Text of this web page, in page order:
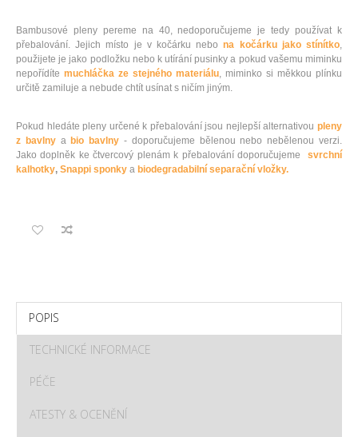
Bambusové pleny pereme na 40, nedoporučujeme je tedy používat k
přebalování. Jejich místo je v kočárku nebona kočárku jako stínítko,
použijete je jako podložku nebo k utírání pusinky a pokud vašemu miminku
nepořídíte muchláčka ze stejného materiálu, miminko si měkkou plínku
určitě zamiluje a nebude chtít usínat s ničím jiným.
Pokud hledáte pleny určené k přebalování jsou nejlepší alternativou pleny
z bavlnya bio bavlny - doporučujeme bělenou nebo nebělenou verzi.
Jako doplněk ke čtvercový plenám k přebalování doporučujeme svrchní
kalhotky, Snappi sponky a biodegradabilní separační vložky.
POPIS
TECHNICKÉ INFORMACE
PÉČE
ATESTY & OCENĚNÍ